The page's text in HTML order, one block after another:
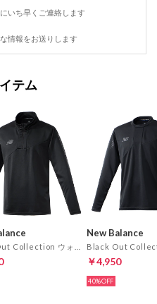
いち早くご連絡します
情報をお送りします
テム
New Balance
￥4,950
40%